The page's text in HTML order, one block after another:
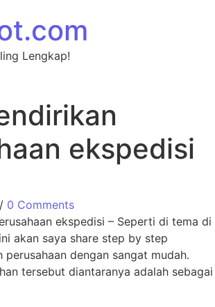
Lengkap!
ekspedisi
/ 0 Comments
ekspedisi – Seperti di tema di
akan saya share step by step
perusahaan dengan sangat mudah.
tersebut diantaranya adalah sebagai